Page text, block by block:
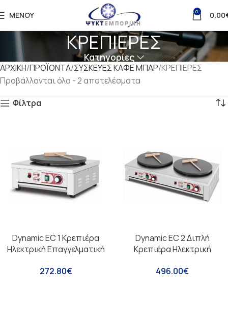
ΜΕΝΟΎ 0 0.00
ΚΡΕΠΙΕΡΕΣ
Κατηγορίες
ΑΡΧΙΚΗ ΠΡΟΪΟΝΤΑ ΣΥΣΚΕΥΕΣ ΚΑΦΕ ΜΠΑΡ ΚΡΕΠΙΕΡΕΣ
Προβάλλονται όλα - 2 αποτελέσματα
Φίλτρα
Dynamic EC 1 Κρεπιέρα
Ηλεκτρική Επαγγελματική
272.80€
Dynamic EC 2 Διπλή
Κρεπιέρα Ηλεκτρική
496.00€